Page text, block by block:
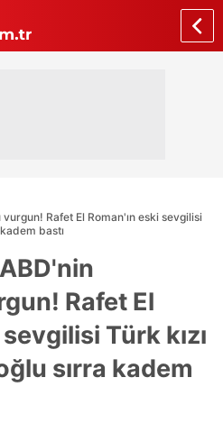
Rafet El Roman'ın eski sevgilisi
bastı
Rafet El
Türk kızı
sırra kadem